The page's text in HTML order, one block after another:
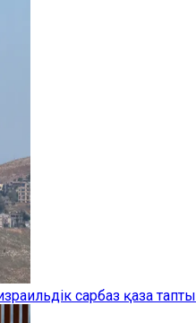
сарбаз қаза тапты